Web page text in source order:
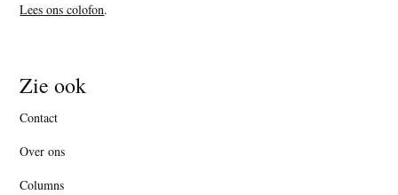
Lees ons colofon.
Zie ook
Contact
Over ons
Columns